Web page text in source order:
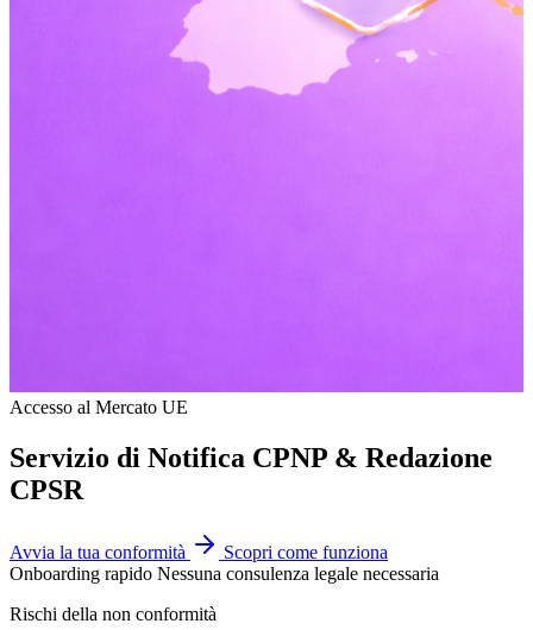
Accesso al Mercato UE
Servizio di Notifica CPNP & Redazione
CPSR
Summary
Eldris Cosmetics offre un servizio completo di notifica CPNP per i
Avvia la tua conformità
Scopri come funziona
Onboarding rapido Nessuna consulenza legale necessaria
Rischi della non conformità